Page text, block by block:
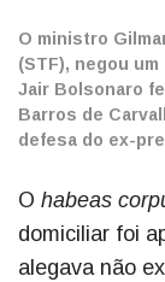
O ministro
(STF), negou
Jair Bolsonaro
Barros de
defesa do ex-
O habeas
domiciliar foi
alegava não